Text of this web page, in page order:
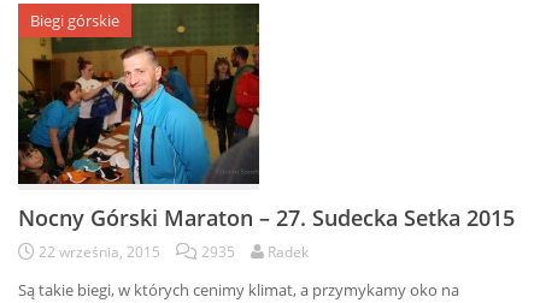
Biegi górskie
Nocny Górski Maraton – 27. Sudecka Setka 2015
22 września, 2015 2935 Radek
Są takie biegi, w których cenimy klimat, a przymykamy oko na